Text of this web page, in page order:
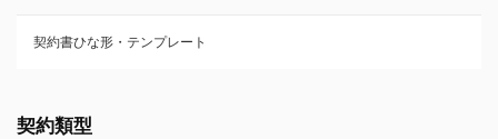
契約書ひな形・テンプレート
契約類型